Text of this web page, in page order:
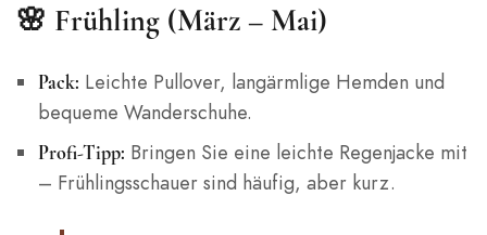
🌸 Frühling (März – Mai)
Pack: Leichte Pullover, langärmlige Hemden und
bequeme Wanderschuhe.
Profi-Tipp: Bringen Sie eine leichte Regenjacke mit
– Frühlingsschauer sind häufig, aber kurz.